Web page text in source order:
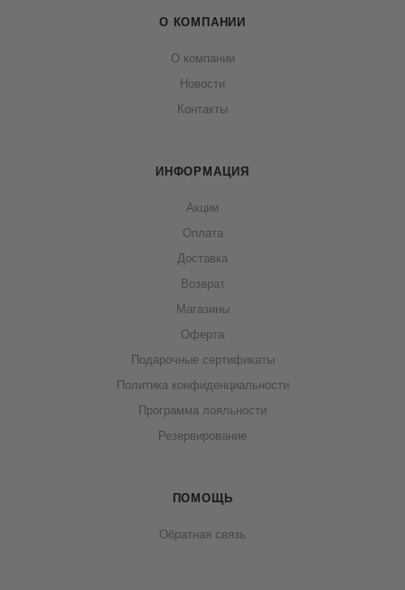
О КОМПАНИИ
О компании
Новости
Контакты
ИНФОРМАЦИЯ
Акции
Оплата
Доставка
Возврат
Магазины
Оферта
Подарочные сертификаты
Политика конфиденциальности
Программа лояльности
Резервирование
ПОМОЩЬ
Обратная связь